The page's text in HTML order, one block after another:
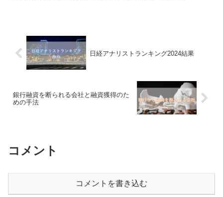
日経アナリストランキング2024結果
銀行融資を断られる会社と融資獲得のた
めの手法
コメント
コメントを書き込む